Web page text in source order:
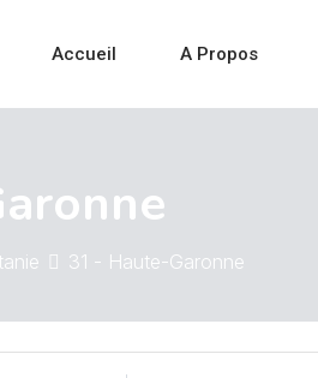
Accueil A Propos
31 - Haute-Garonne